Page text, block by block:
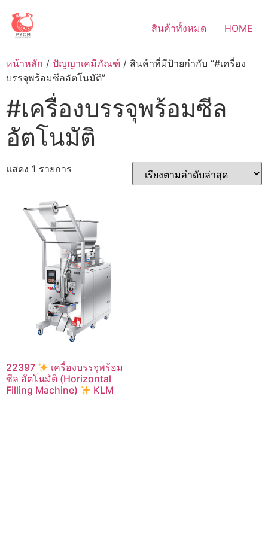
content
สินค้าทั้งหมด HOME
หน้าหลัก / ปัญญาเคมีภัณฑ์ / สินค้าที่มีป้ายกำกับ “#เครื่อง
บรรจุพร้อมซีลอัตโนมัติ”
#เครื่องบรรจุพร้อมซีล
อัตโนมัติ
แสดง 1 รายการ
22397
เครื่องบรรจุพร้อม
ซีล อัตโนมัติ (Horizontal
Filling Machine)
KLM